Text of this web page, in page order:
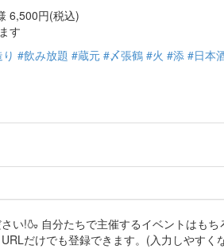
6,500円(税込)
す
#飲み放題 #蔵元 #〆張鶴 #火 #添 #日本
い!🍶 自分たちで主催するイベントはも
だけでも登録できます。(入力しやすく